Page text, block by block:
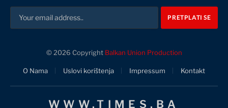
© 2026 Copyright Balkan Union Production
O Nama Uslovi korištenja Impressum Kontakt
WWW.TIMES.BA